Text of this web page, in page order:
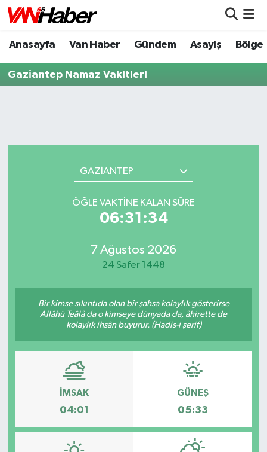
Anasayfa Van Haber Gündem Asayiş Bölge
Gazi̇antep Namaz Vakitleri
GAZİANTEP
ÖĞLE VAKTİNE KALAN SÜRE
06:31:34
7 Ağustos 2026
24 Safer 1448
Bir kimse sıkıntıda olan bir şahsa kolaylık gösterirse
Allâhü Teâlâ da o kimseye dünyada da, âhirette de
kolaylık ihsân buyurur. (Hadis-i şerif)
İMSAK
04:01
GÜNEŞ
05:33
Nöbetçi Eczaneler
Hava Durumu
Tüm Manşetler
Son Dakika Haberleri